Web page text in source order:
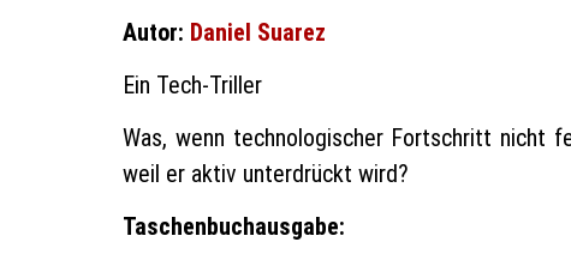
Autor: Daniel Suarez
Ein Tech-Triller
Was, wenn technologischer Fortschritt nicht
weil er aktiv unterdrückt wird?
Taschenbuchausgabe: